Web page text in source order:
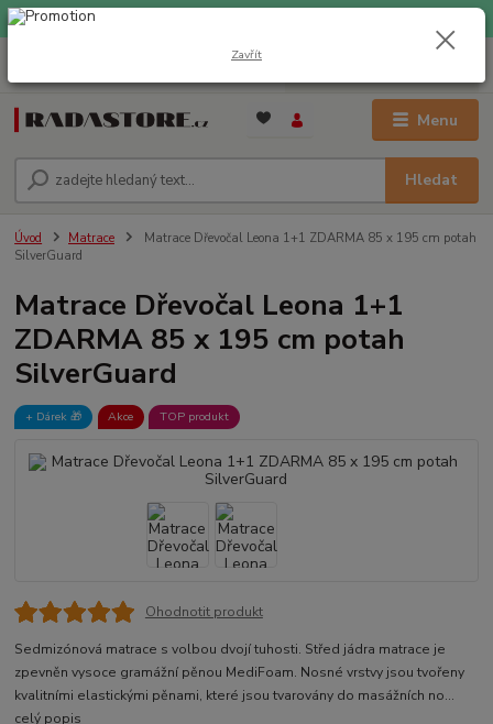
EXPRESNÍ DOPRAVA ZDARMA při nákupu nad 1000 Kč
Menu
Hledat
Úvod Matrace
Matrace Dřevočal Leona 1+1 ZDARMA 85 x 195 cm potah
SilverGuard
Matrace Dřevočal Leona 1+1
ZDARMA 85 x 195 cm potah
SilverGuard
+ Dárek️ 🎁 Akce TOP produkt
Ohodnotit produkt
Sedmizónová matrace s volbou dvojí tuhosti. Střed jádra matrace je
zpevněn vysoce gramážní pěnou MediFoam. Nosné vrstvy jsou tvořeny
kvalitními elastickými pěnami, které jsou tvarovány do masážních no...
celý popis
Zavřít